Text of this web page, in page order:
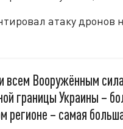
атаку дронов
всем Вооружённым
границы Украины –
регионе – самая